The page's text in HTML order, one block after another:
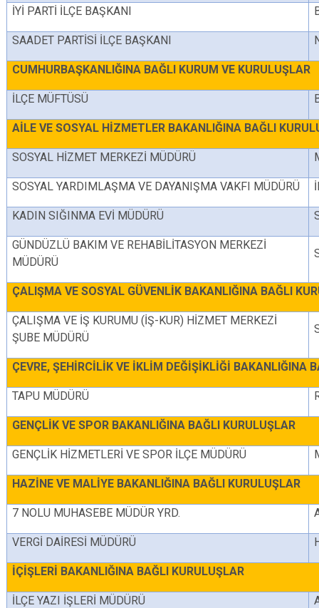
İYİ PARTİ İLÇE BAŞKANI
SAADET PARTİSİ İLÇE BAŞKANI
CUMHURBAŞKANLIĞINA BAĞLI KURUM VE KURULUŞLAR
İLÇE MÜFTÜSÜ
AİLE VE SOSYAL HİZMETLER BAKANLIĞINA BAĞLI
SOSYAL HİZMET MERKEZİ MÜDÜRÜ
SOSYAL YARDIMLAŞMA VE DAYANIŞMA VAKFI MÜDÜRÜ
KADIN SIĞINMA EVİ MÜDÜRÜ
GÜNDÜZLÜ BAKIM VE REHABİLİTASYON MERKEZİ
MÜDÜRÜ
ÇALIŞMA VE SOSYAL GÜVENLİK BAKANLIĞINA BAĞLI
ÇALIŞMA VE İŞ KURUMU (İŞ-KUR) HİZMET MERKEZİ
ŞUBE MÜDÜRÜ
ÇEVRE, ŞEHİRCİLİK VE İKLİM DEĞİŞİKLİĞİ BAKANLIĞINA
TAPU MÜDÜRÜ
GENÇLİK VE SPOR BAKANLIĞINA BAĞLI KURULUŞLAR
GENÇLİK HİZMETLERİ VE SPOR İLÇE MÜDÜRÜ
HAZİNE VE MALİYE BAKANLIĞINA BAĞLI KURULUŞLAR
7 NOLU MUHASEBE MÜDÜR YRD.
VERGİ DAİRESİ MÜDÜRÜ
İÇİŞLERİ BAKANLIĞINA BAĞLI KURULUŞLAR
İLÇE YAZI İŞLERİ MÜDÜRÜ